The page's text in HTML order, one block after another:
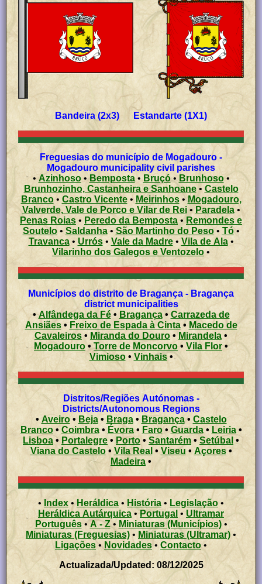
Bandeira (2x3) Estandarte (1X1)
Freguesias do município de Mogadouro -
Mogadouro municipality civil parishes
• Azinhoso•Bemposta• Bruçó• Brunhoso•
Brunhozinho, Castanheira e Sanhoane • Castelo
Branco• Castro Vicente• Meirinhos•Mogadouro,
Valverde, Vale de Porco e Vilar de Rei•Paradela•
Penas Roias • Peredo da Bemposta • Remondes e
Soutelo• Saldanha• São Martinho do Peso • Tó•
Travanca• Urrós• Vale da Madre•Vila de Ala•
Vilarinho dos Galegos e Ventozelo •
Municípios do distrito de Bragança - Bragança
district municipalities
•Alfândega da Fé• Bragança• Carrazeda de
Ansiães• Freixo de Espada à Cinta• Macedo de
Cavaleiros• Miranda do Douro •Mirandela •
Mogadouro •Torre de Moncorvo• Vila Flor•
Vimioso• Vinhais•
Distritos/Regiões Autónomas -
Districts/Autonomous Regions
•Aveiro• Beja• Braga• Bragança• Castelo
Branco• Coimbra• Évora• Faro• Guarda• Leiria•
Lisboa • Portalegre • Porto • Santarém • Setúbal •
Viana do Castelo• Vila Real • Viseu • Açores •
Madeira •
• Index • Heráldica • História • Legislação •
Heráldica Autárquica•Portugal • Ultramar
Português•A - Z• Miniaturas (Municípios)•
Miniaturas (Freguesias) • Miniaturas (Ultramar) •
Ligações • Novidades •Contacto•
Actualizada/Updated: 08/12/2025